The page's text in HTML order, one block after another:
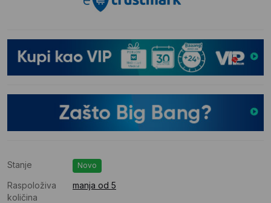
Stanje Novo
Raspoloživa
količina
manja od 5